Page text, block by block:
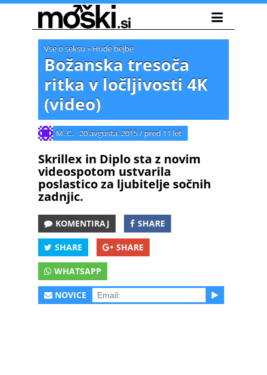
Vse o seksu » Hude bejbe
Božanska tresoča
ritka v ločljivosti 4K
(video)
M. C. 20 avgusta, 2015/ pred 11 let
Skrillex in Diplo sta z novim
videospotom ustvarila
poslastico za ljubitelje sočnih
zadnjic.
KOMENTIRAJ SHARE
SHARE SHARE
WHATSAPP
NOVICE